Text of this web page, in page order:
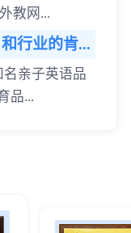
教网...
行业的肯...
亲子英语品
品...